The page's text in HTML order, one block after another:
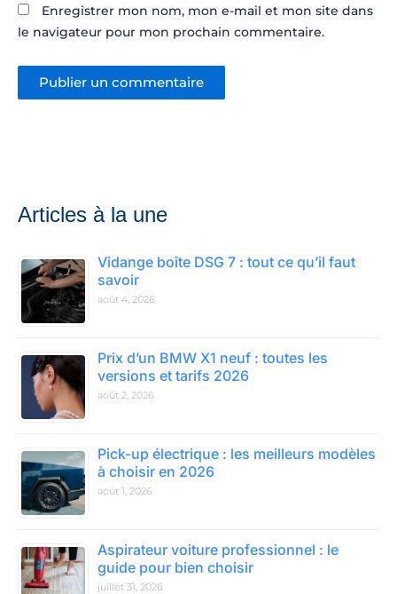
Enregistrer mon nom, mon e-mail et mon site dans
le navigateur pour mon prochain commentaire.
Articles à la une
Vidange boîte DSG 7 : tout ce qu’il faut
savoir
août 4, 2026
Prix d’un BMW X1 neuf : toutes les
versions et tarifs 2026
août 2, 2026
Pick-up électrique : les meilleurs modèles
à choisir en 2026
août 1, 2026
Aspirateur voiture professionnel : le
guide pour bien choisir
juillet 31, 2026